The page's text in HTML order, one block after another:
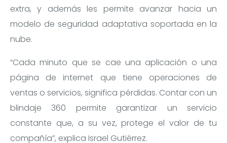
extra, y además les permite avanzar hacia un
modelo de seguridad adaptativa soportada en la
nube.
“Cada minuto que se cae una aplicación o una
página de internet que tiene operaciones de
ventas o servicios, significa pérdidas. Contar con un
blindaje 360 permite garantizar un servicio
constante que, a su vez, protege el valor de tu
compañía”, explica Israel Gutiérrez.